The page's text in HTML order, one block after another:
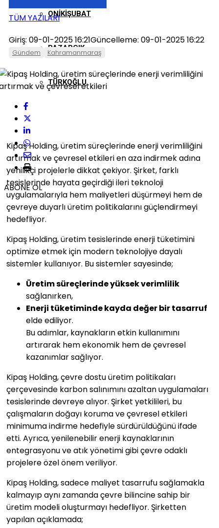
ONIKIŞUBAT
PAZARCIK
TÜRKOĞLU
TÜM YAZILARI
Giriş: 09-01-2025 16:21Güncelleme: 09-01-2025 16:22
Gündem Kahramanmaraş
ABONE OL
Kipaş Holding, üretim süreçlerinde enerji verimliliğini
artırmak ve çevresel etkileri en aza indirmek adına
yenilikçi projelerle dikkat çekiyor. Şirket, farklı
tesislerinde hayata geçirdiği ileri teknoloji
uygulamalarıyla hem maliyetleri düşürmeyi hem de
çevreye duyarlı üretim politikalarını güçlendirmeyi
hedefliyor.
Kipaş Holding, üretim tesislerinde enerji tüketimini
optimize etmek için modern teknolojiye dayalı
sistemler kullanıyor. Bu sistemler sayesinde;
Üretim süreçlerinde yüksek verimlilik
sağlanırken,
Enerji tüketiminde kayda değer bir tasarruf
elde ediliyor.
Bu adımlar, kaynakların etkin kullanımını
artırarak hem ekonomik hem de çevresel
kazanımlar sağlıyor.
Kipaş Holding, çevre dostu üretim politikaları
çerçevesinde karbon salınımını azaltan uygulamaları
tesislerinde devreye alıyor. Şirket yetkilileri, bu
çalışmaların doğayı koruma ve çevresel etkileri
minimuma indirme hedefiyle sürdürüldüğünü ifade
etti. Ayrıca, yenilenebilir enerji kaynaklarının
entegrasyonu ve atık yönetimi gibi çevre odaklı
projelere özel önem veriliyor.
Kipaş Holding, sadece maliyet tasarrufu sağlamakla
kalmayıp aynı zamanda çevre bilincine sahip bir
üretim modeli oluşturmayı hedefliyor. Şirketten
yapılan açıklamada;